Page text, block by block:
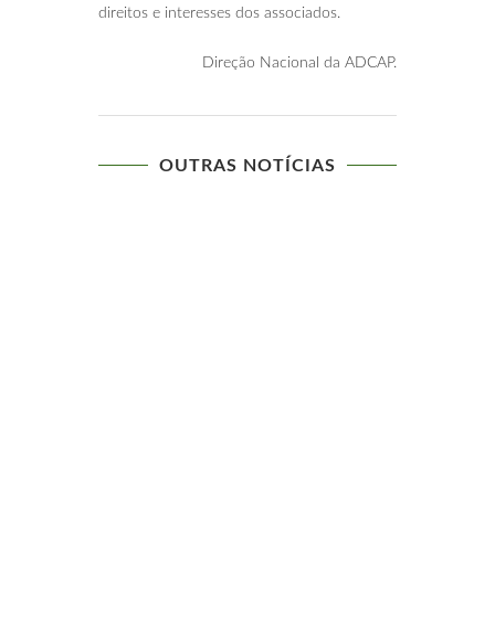
direitos e interesses dos associados.
Direção Nacional da ADCAP.
OUTRAS NOTÍCIAS